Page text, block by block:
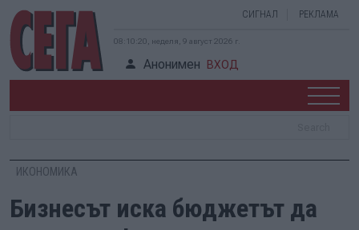
СИГНАЛ РЕКЛАМА
08:10:21, неделя, 9 август 2026 г.
Анонимен ВХОД
ИКОНОМИКА
Бизнесът иска бюджетът да